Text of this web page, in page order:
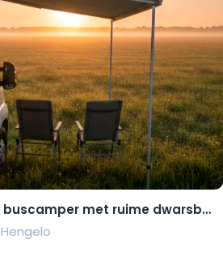
Jouw comfortabele buscamper met ruime dwarsbedden en natural look(s)!
Hengelo